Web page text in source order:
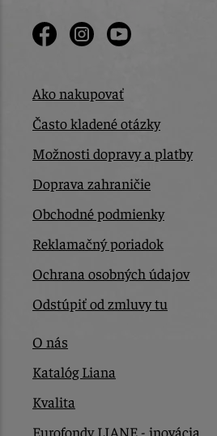
Ako nakupovať
Často kladené otázky
Možnosti dopravy a platby
Doprava zahraničie
Obchodné podmienky
Reklamačný poriadok
Ochrana osobných údajov
Odstúpiť od zmluvy tu
O nás
Katalóg Liana
Kvalita
Eurofondy LIANE - inovácia